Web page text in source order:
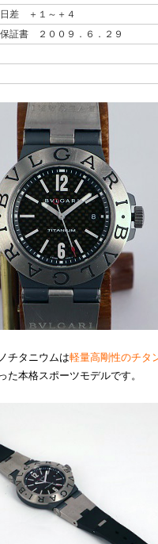
差 ＋１～＋４
証書 ２００９．６．２９
チタニウムは軽量高剛性のチタ
た本格スポーツモデルです。